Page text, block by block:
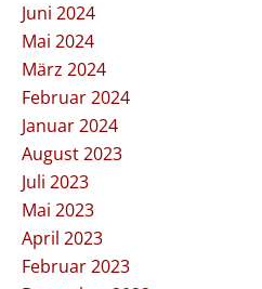
Juni 2024
Mai 2024
März 2024
Februar 2024
Januar 2024
August 2023
Juli 2023
Mai 2023
April 2023
Februar 2023